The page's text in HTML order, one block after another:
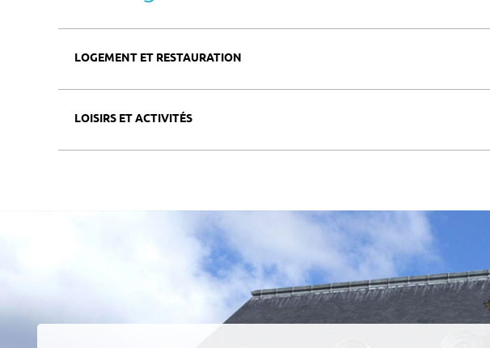
LOGEMENT ET RESTAURATION
LOISIRS ET ACTIVITÉS